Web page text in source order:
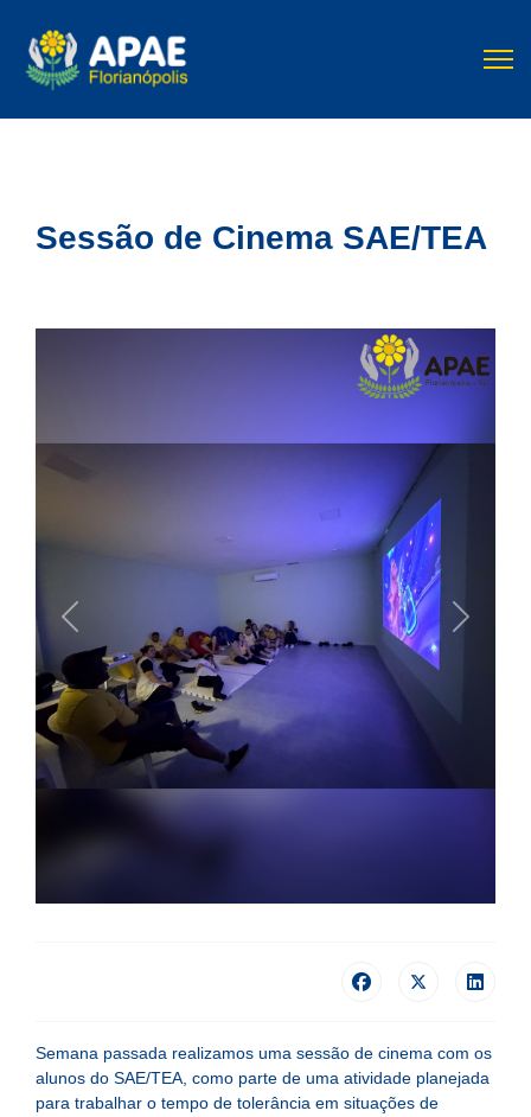
Sessão de Cinema SAE/TEA
Previous Next
Semana passada realizamos uma sessão de cinema com os
alunos do SAE/TEA, como parte de uma atividade planejada
para trabalhar o tempo de tolerância em situações de